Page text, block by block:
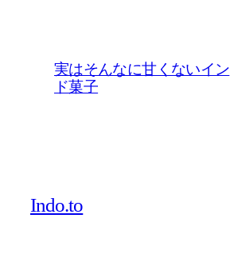
実はそんなに甘くないイン
ド菓子
Indo.to